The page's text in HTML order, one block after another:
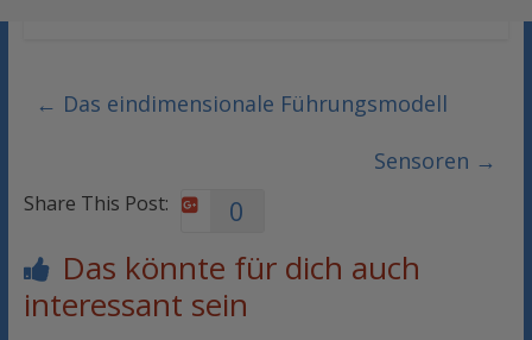
← Das eindimensionale Führungsmodell
Sensoren →
Share This Post: 0
Das könnte für dich auch
interessant sein